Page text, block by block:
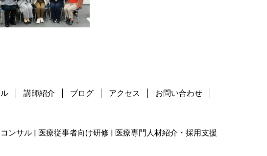
講師紹介 ブログ アクセス お問い合わせ
ンサル | 医療従事者向け研修 | 医療専門人材紹介・採用支援